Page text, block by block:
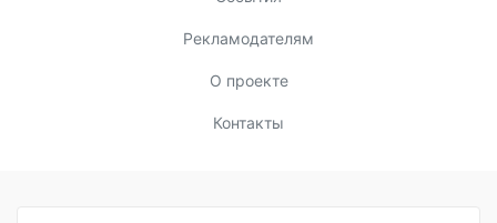
Рекламодателям
О проекте
Контакты